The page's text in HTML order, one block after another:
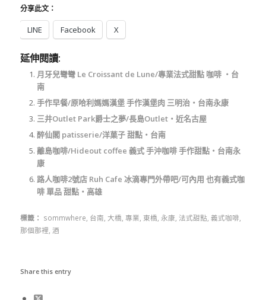
分享此文：
LINE Facebook X
延伸閱讀:
月牙兒彎彎 Le Croissant de Lune/專業法式甜點 咖啡 ‧台
南
手作早餐/原哈利媽媽漢堡 手作漢堡肉 三明治‧台南永康
三井Outlet Park爵士之夢/長島Outlet‧近名古屋
醉仙閣 patisserie/洋菓子 甜點‧台南
離島咖啡/Hideout coffee 義式 手沖咖啡 手作甜點‧台南永
康
路人咖啡2號店 Ruh Cafe 冰滴專門外帶吧/可內用 也有義式咖
啡 單品 甜點‧高雄
標籤： sommwhere, 台南, 大橋, 專業, 東橋, 永康, 法式甜點, 義式咖啡,
那個那裡, 酒
Share this entry